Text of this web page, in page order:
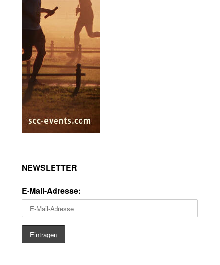
NEWSLETTER
E-Mail-Adresse: